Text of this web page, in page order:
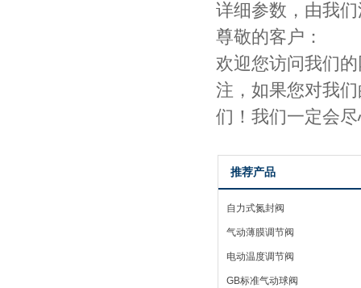
详细参数，由我
尊敬的客户：
欢迎您访问我们
注，如果您对我
们！我们一定会
推荐产品
自力式氮封阀
气动薄膜调节阀
电动温度调节阀
GB标准气动球阀